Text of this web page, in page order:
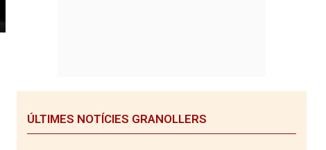
ÚLTIMES NOTÍCIES GRANOLLERS